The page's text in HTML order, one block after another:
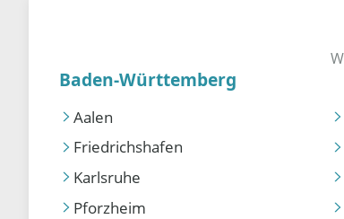
Baden-Württemberg
Aalen
Friedrichshafen
Karlsruhe
Pforzheim